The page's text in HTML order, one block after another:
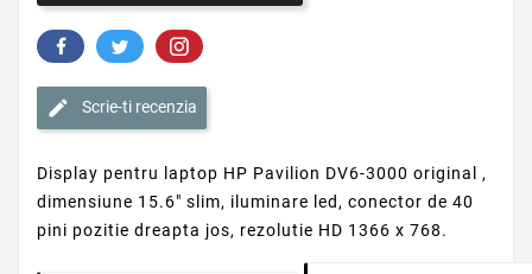
Scrie-ti recenzia
Display pentru laptop HP Pavilion DV6-3000 original ,
dimensiune 15.6" slim, iluminare led, conector de 40
pini pozitie dreapta jos, rezolutie HD 1366 x 768.